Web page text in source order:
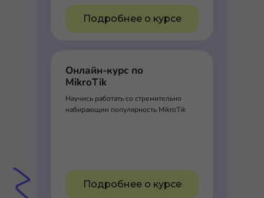
Подробнее о курсе
Онлайн-курс по
MikroTik
Научись работать со стремительно
набирающим популярность MikroTik
Подробнее о курсе